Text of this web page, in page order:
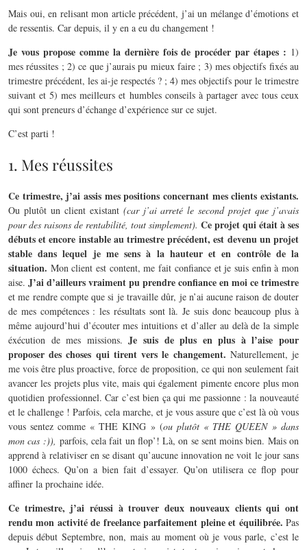
Mais oui, en relisant mon article précédent, j’ai un mélange d’émotions et
de ressentis. Car depuis, il y en a eu du changement !
Je vous propose comme la dernière fois de procéder par étapes : 1)
mes réussites ; 2) ce que j’aurais pu mieux faire ; 3) mes objectifs fixés au
trimestre précédent, les ai-je respectés ? ; 4) mes objectifs pour le trimestre
suivant et 5) mes meilleurs et humbles conseils à partager avec tous ceux
qui sont preneurs d’échange d’expérience sur ce sujet.
C’est parti !
1. Mes réussites
Ce trimestre, j’ai assis mes positions concernant mes clients existants.
Ou plutôt un client existant (car j’ai arreté le second projet que j’avais
pour des raisons de rentabilité, tout simplement). Ce projet qui était à ses
débuts et encore instable au trimestre précédent, est devenu un projet
stable dans lequel je me sens à la hauteur et en contrôle de la
situation. Mon client est content, me fait confiance et je suis enfin à mon
aise. J’ai d’ailleurs vraiment pu prendre confiance en moi ce trimestre
et me rendre compte que si je travaille dûr, je n’ai aucune raison de douter
de mes compétences : les résultats sont là. Je suis donc beaucoup plus à
même aujourd’hui d’écouter mes intuitions et d’aller au delà de la simple
éxécution de mes missions.Je suis de plus en plus à l’aise pour
proposer des choses qui tirent vers le changement. Naturellement, je
me vois être plus proactive, force de proposition, ce qui non seulement fait
avancer les projets plus vite, mais qui également pimente encore plus mon
quotidien professionnel. Car c’est bien ça qui me passionne : la nouveauté
et le challenge ! Parfois, cela marche, et je vous assure que c’est là où vous
vous sentez comme « THE KING » (ou plutôt « THE QUEEN » dans
mon cas :)), parfois, cela fait un flop’! Là, on se sent moins bien. Mais on
apprend à relativiser en se disant qu’aucune innovation ne voit le jour sans
1000 échecs. Qu’on a bien fait d’essayer. Qu’on utilisera ce flop pour
affiner la prochaine idée.
Ce trimestre, j’ai réussi à trouver deux nouveaux clients qui ont
rendu mon activité de freelance parfaitement pleine et équilibrée. Pas
depuis début Septembre, non, mais au moment où je vous parle, c’est le